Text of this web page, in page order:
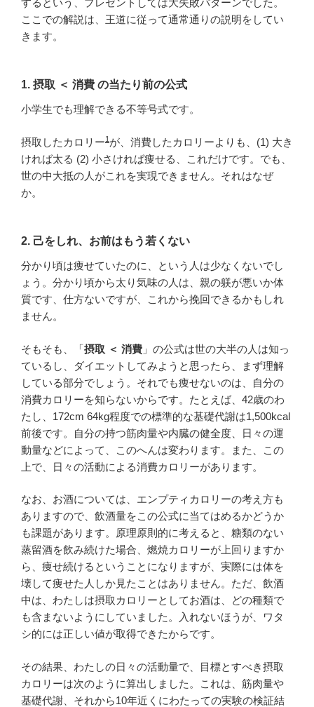
ここでの解説は、王道に従って通常通りの説明をしてい
きます。
1. 摂取 ＜ 消費 の当たり前の公式
小学生でも理解できる不等号式です。
摂取したカロリー1 が、消費したカロリーよりも、(1) 大き
ければ太る (2) 小さければ痩せる、これだけです。でも、
世の中大抵の人がこれを実現できません。それはなぜ
か。
2. 己をしれ、お前はもう若くない
分かり頃は痩せていたのに、という人は少なくないでし
ょう。分かり頃から太り気味の人は、親の躾が悪いか体
質です、仕方ないですが、これから挽回できるかもしれ
ません。
そもそも、「摂取 ＜ 消費 」の公式は世の大半の人は知っ
ているし、ダイエットしてみようと思ったら、まず理解
している部分でしょう。それでも痩せないのは、自分の
消費カロリーを知らないからです。たとえば、42歳のわ
たし、172cm 64kg程度での標準的な基礎代謝は1,500kcal
前後です。自分の持つ筋肉量や内臓の健全度、日々の運
動量などによって、このへんは変わります。また、この
上で、日々の活動による消費カロリーがあります。
なお、お酒については、エンプティカロリーの考え方も
ありますので、飲酒量をこの公式に当てはめるかどうか
も課題があります。原理原則的に考えると、糖類のない
蒸留酒を飲み続けた場合、燃焼カロリーが上回りますか
ら、痩せ続けるということになりますが、実際には体を
壊して痩せた人しか見たことはありません。ただ、飲酒
中は、わたしは摂取カロリーとしてお酒は、どの種類で
も含まないようにしていました。入れないほうが、ワタ
シ的には正しい値が取得できたからです。
その結果、わたしの日々の活動量で、目標とすべき摂取
カロリーは次のように算出しました。これは、筋肉量や
基礎代謝、それから10年近くにわたっての実験の検証結